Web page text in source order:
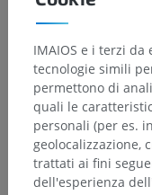
IMAIOS e i terzi da
tecnologie simili
permettono di
quali le
personali (per es.
geolocalizzazione,
trattati ai fini
dell'esperienza